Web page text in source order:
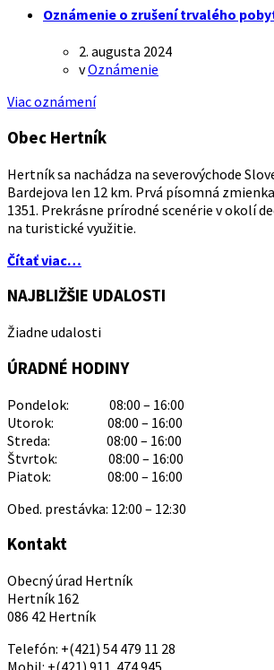
Oznámenie o zrušení trvalého
2. augusta 2024
vOznámenie
Viac oznámení
Obec Hertník
Hertník sa nachádza na severovýchode
Bardejova len 12 km. Prvá písomná
1351. Prekrásne prírodné scenérie v okolí
na turistické využitie.
Čítať viac…
NAJBLIŽŠIE UDALOSTI
Žiadne udalosti
ÚRADNÉ HODINY
Pondelok: 08:00 – 16:00
Utorok: 08:00 – 16:00
Streda: 08:00 – 16:00
Štvrtok: 08:00 – 16:00
Piatok: 08:00 – 16:00
Obed. prestávka: 12:00 – 12:30
Kontakt
Obecný úrad Hertník
Hertník 162
086 42 Hertník
Telefón: +(421) 54 479 11 28